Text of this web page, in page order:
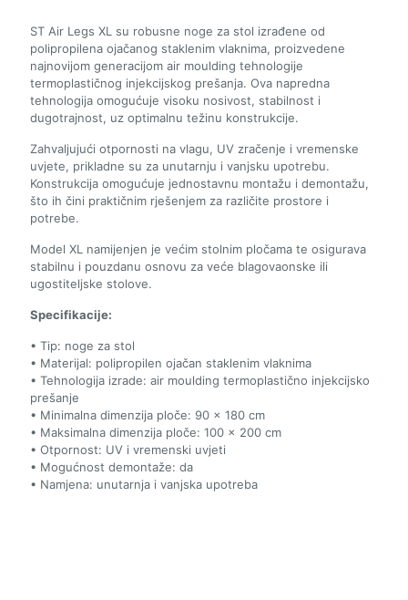
ST Air Legs XL su robusne noge za stol izrađene od
polipropilena ojačanog staklenim vlaknima, proizvedene
najnovijom generacijom air moulding tehnologije
termoplastičnog injekcijskog prešanja. Ova napredna
tehnologija omogućuje visoku nosivost, stabilnost i
dugotrajnost, uz optimalnu težinu konstrukcije.
Zahvaljujući otpornosti na vlagu, UV zračenje i vremenske
uvjete, prikladne su za unutarnju i vanjsku upotrebu.
Konstrukcija omogućuje jednostavnu montažu i demontažu,
što ih čini praktičnim rješenjem za različite prostore i
potrebe.
Model XL namijenjen je većim stolnim pločama te osigurava
stabilnu i pouzdanu osnovu za veće blagovaonske ili
ugostiteljske stolove.
Specifikacije:
• Tip: noge za stol
• Materijal: polipropilen ojačan staklenim vlaknima
• Tehnologija izrade: air moulding termoplastično injekcijsko
prešanje
• Minimalna dimenzija ploče: 90 × 180 cm
• Maksimalna dimenzija ploče: 100 × 200 cm
• Otpornost: UV i vremenski uvjeti
• Mogućnost demontaže: da
• Namjena: unutarnja i vanjska upotreba